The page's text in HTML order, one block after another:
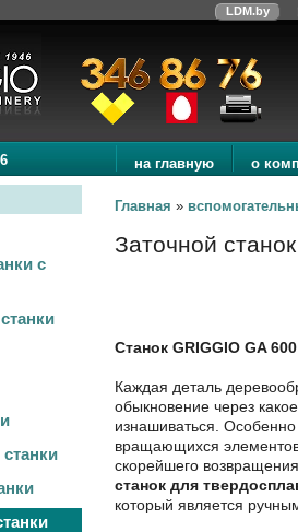
LDM.by
на главную о
с
Главная »
Заточной
Станок GRIGGIO GA
Каждая деталь
обыкновение через
изнашиваться.
вращающихся
скорейшего
станок для
который является